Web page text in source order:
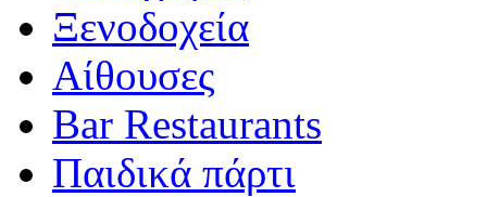
Ξενοδοχεία
Αίθουσες
Bar Restaurants
Παιδικά πάρτι